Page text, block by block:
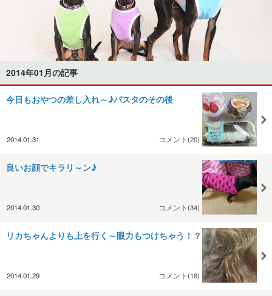
2014年01月の記事
今日もおやつの差し入れ～♪パスタのその後
2014.01.31 コメント(20)
良いお顔でキラリ～ン♪
2014.01.30 コメント(34)
リカちゃんよりも上を行く～眼力もつけちゃう！？
2014.01.29 コメント(18)